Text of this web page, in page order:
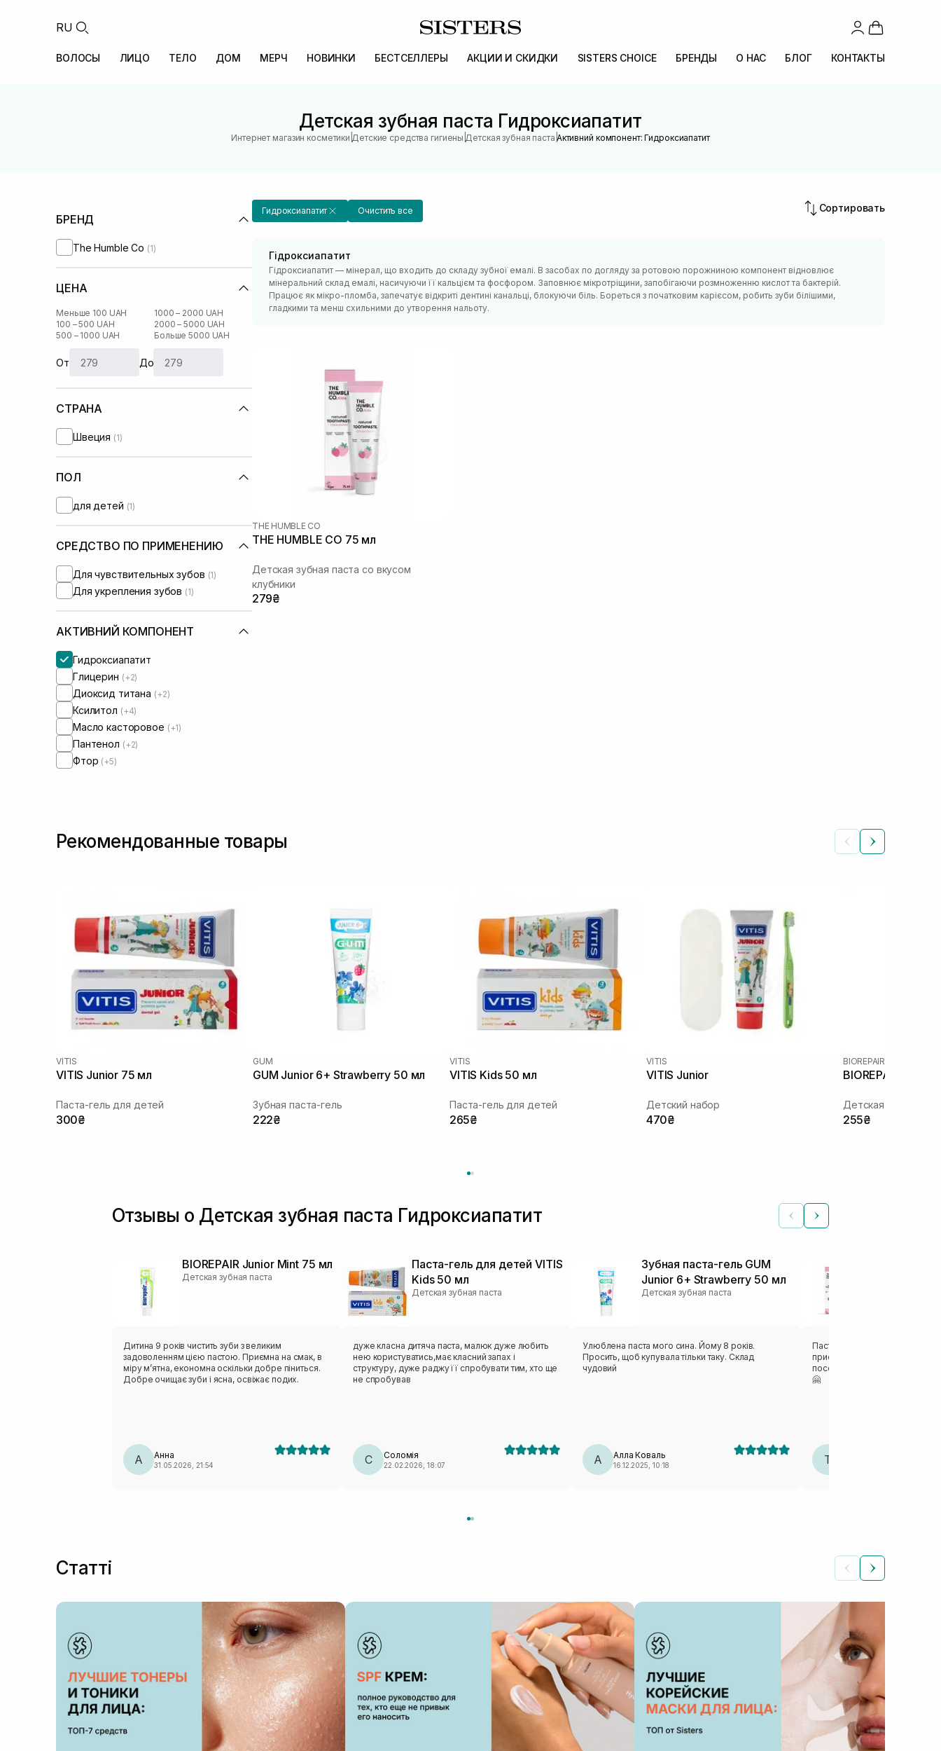
RU
ВОЛОСЫ ЛИЦО ТЕЛО ДОМ МЕРЧ НОВИНКИ БЕСТСЕЛЛЕРЫ АКЦИИ И СКИДКИ SISTERS CHOICE БРЕНДЫ О НАС БЛОГ КОНТАКТЫ
Детская зубная паста Гидроксиапатит
Интернет магазин косметики |Детские средства гигиены |Детская зубная паста |Активний компонент: Гидроксиапатит
БРЕНД
The Humble Co (1)
ЦЕНА
Меньше 100 UAH
100 – 500 UAH
500 – 1000 UAH
1000 – 2000 UAH
2000 – 5000 UAH
Больше 5000 UAH
От До
СТРАНА
Швеция (1)
ПОЛ
для детей (1)
СРЕДСТВО ПО ПРИМЕНЕНИЮ
Для чувствительных зубов (1)
Для укрепления зубов (1)
АКТИВНИЙ КОМПОНЕНТ
Гидроксиапатит
Глицерин (+2)
Диоксид титана (+2)
Ксилитол (+4)
Масло касторовое (+1)
Пантенол (+2)
Фтор (+5)
Гидроксиапатит Очистить все Сортировать
Гідроксиапатит
Гідроксиапатит — мінерал, що входить до складу зубної емалі. В засобах по догляду за ротовою порожниною компонент відновлює
мінеральний склад емалі, насичуючи її кальцієм та фосфором. Заповнює мікротріщини, запобігаючи розмноженню кислот та бактерій.
Працює як мікро-пломба, запечатує відкриті дентині канальці, блокуючи біль. Бореться з початковим карієсом, робить зуби білішими,
гладкими та менш схильними до утворення нальоту.
THE HUMBLE CO
THE HUMBLE CO 75 мл
Детская зубная паста со вкусом
клубники
279₴
Рекомендованные товары
VITIS
VITIS Junior 75 мл
Паста-гель для детей
300₴
GUM
GUM Junior 6+ Strawberry 50 мл
Зубная паста-гель
222₴
VITIS
VITIS Kids 50 мл
Паста-гель для детей
265₴
VITIS
VITIS Junior
Детский набор
470₴
BIOREPAIR
BIOREPAIR
Детская зубная
255₴
Отзывы о Детская зубная паста Гидроксиапатит
BIOREPAIR Junior Mint 75 мл
Детская зубная паста
Дитина 9 років чистить зуби з великим
задоволенням цією пастою. Приємна на смак, в
міру мʼятна, економна оскільки добре піниться.
Добре очищає зуби і ясна, освіжає подих.
А Анна
31.05.2026, 21:54
Паста-гель для детей VITIS
Kids 50 мл
Детская зубная паста
дуже класна дитяча паста, малюк дуже любить
нею користуватись,має класний запах і
структуру, дуже раджу її спробувати тим, хто ще
не спробував
С Соломія
22.02.2026, 18:07
Зубная паста-гель GUM
Junior 6+ Strawberry 50 мл
Детская зубная паста
Улюблена паста мого сина. Йому 8 років.
Просить, щоб купувала тільки таку. Склад
чудовий
А Алла Коваль
16.12.2025, 10:18
Паста має приємний
присмак.Має густу
посередньо,але при цьому
🤗
Т
Статті